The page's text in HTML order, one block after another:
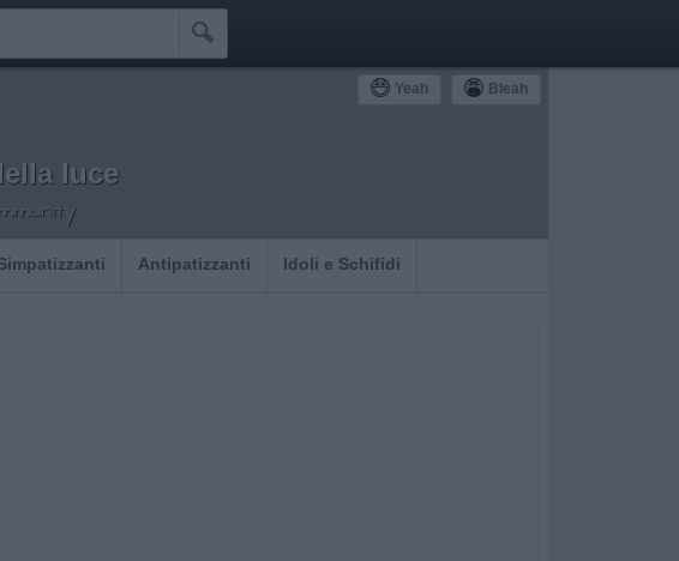

Yeah Bleah
luce
Antipatizzanti Idoli e Schifidi